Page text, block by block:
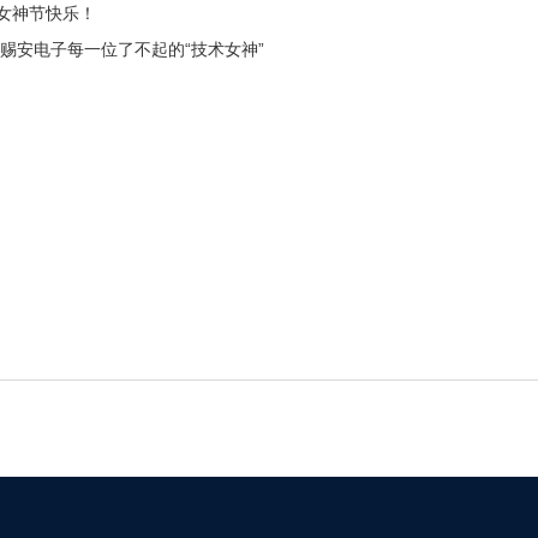
神节快乐！
安电子每一位了不起的“技术女神”